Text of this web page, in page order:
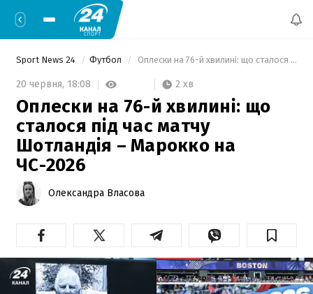
Sport News 24 Футбол Оплески на 76-й хвилині: що сталося під час матчу Шотландія – Марокко на ЧС-2026
20 червня, 18:08 2 хв
Оплески на 76-й хвилині: що
сталося під час матчу
Шотландія – Марокко на
ЧС-2026
Олександра Власова